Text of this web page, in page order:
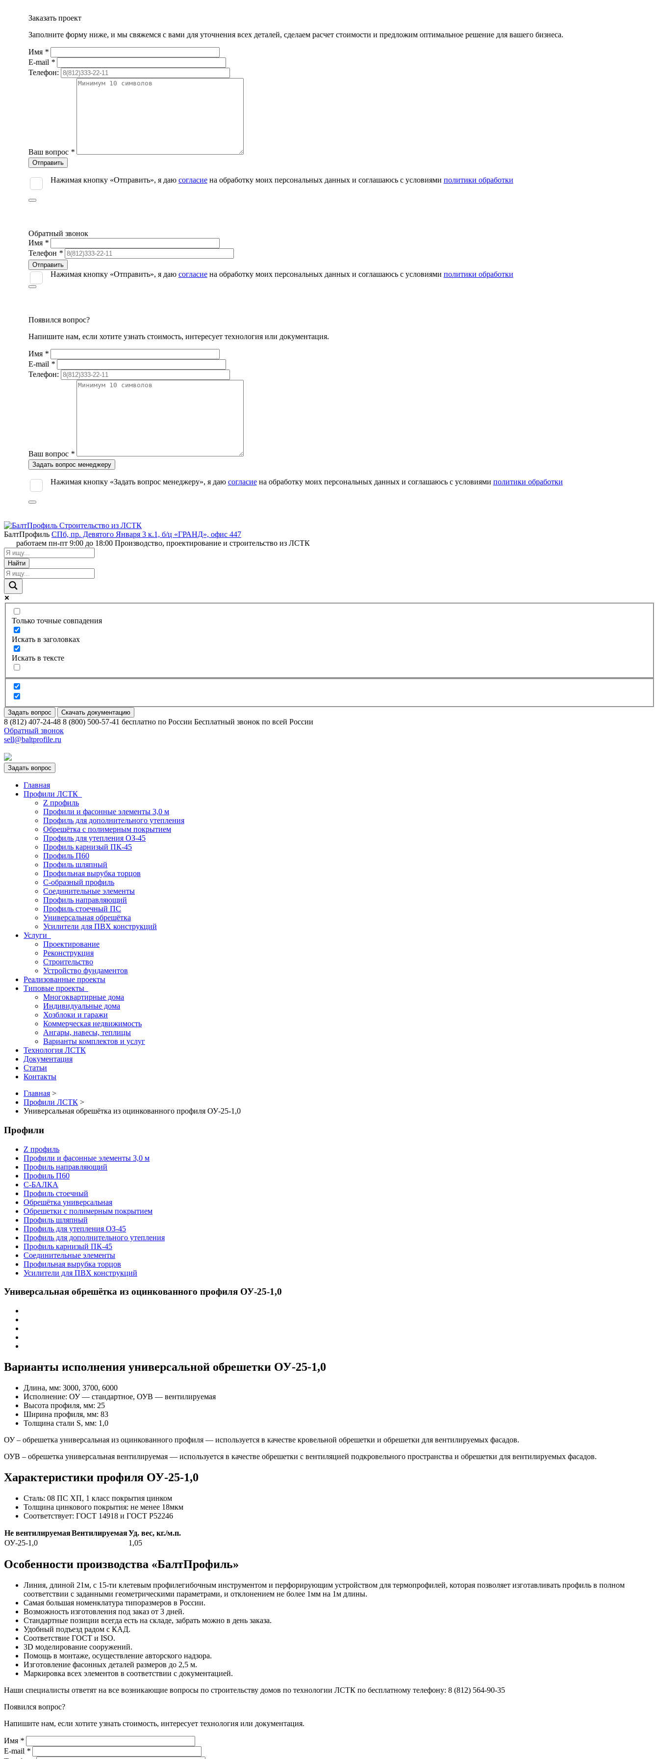
Заказать проект
Заполните форму ниже, и мы свяжемся с вами для уточнения всех деталей, сделаем расчет стоимости и предложим оптимальное решение для вашего бизнеса.
Имя *
E-mail *
Телефон:
Ваш вопрос *
Оставьте
это
поле
пустым.
Нажимая кнопку «Отправить», я даю согласиена обработку моих персональных данных и соглашаюсь с условиями политики обработки
Обратный звонок
Имя *
Телефон *
Оставьте
это
поле
пустым.
Нажимая кнопку «Отправить», я даю согласиена обработку моих персональных данных и соглашаюсь с условиями политики обработки
Появился вопрос?
Напишите нам, если хотите узнать стоимость, интересует технология или документация.
Имя *
E-mail *
Телефон:
Ваш вопрос *
Оставьте
это
поле
пустым.
Нажимая кнопку «Задать вопрос менеджеру», я даю согласиена обработку моих персональных данных и соглашаюсь с условиями политики обработки
БалтПрофиль СПб, пр. Девятого Января 3 к.1, б/ц «ГРАНД», офис 447
работаем пн-пт 9:00 до 18:00 Производство, проектирование и строительство из ЛСТК
Найти
Только точные совпадения
Искать в заголовках
Искать в тексте
Задать вопрос Скачать документацию
8 (812) 407-24-48 8 (800) 500-57-41 бесплатно по России Бесплатный звонок по всей России
Обратный звонок
sell@baltprofile.ru
Задать вопрос
Главная
Профили ЛСТК
Z профиль
Профили и фасонные элементы 3,0 м
Профиль для дополнительного утепления
Обрешётка c полимерным покрытием
Профиль для утепления ОЗ-45
Профиль карнизый ПК-45
Профиль П60
Профиль шляпный
Профильная вырубка торцов
С-образный профиль
Соединительные элементы
Профиль направляющий
Профиль стоечный ПС
Универсальная обрешётка
Усилители для ПВХ конструкций
Услуги
Проектирование
Реконструкция
Строительство
Устройство фундаментов
Реализованные проекты
Типовые проекты
Многоквартирные дома
Индивидуальные дома
Хозблоки и гаражи
Коммерческая недвижимость
Ангары, навесы, теплицы
Варианты комплектов и услуг
Технология ЛСТК
Документация
Статьи
Контакты
Главная >
Профили ЛСТК >
Универсальная обрешётка из оцинкованного профиля ОУ-25-1,0
Профили
Z профиль
Профили и фасонные элементы 3,0 м
Профиль направляющий
Профиль П60
С-БАЛКА
Профиль стоечный
Обрешётка универсальная
Обрешетки с полимерным покрытием
Профиль шляпный
Профиль для утепления ОЗ-45
Профиль для дополнительного утепления
Профиль карнизый ПК-45
Соединительные элементы
Профильная вырубка торцов
Усилители для ПВХ конструкций
Универсальная обрешётка из оцинкованного профиля ОУ-25-1,0
Варианты исполнения универсальной обрешетки ОУ-25-1,0
Длина, мм: 3000, 3700, 6000
Исполнение: ОУ — стандартное, ОУВ — вентилируемая
Высота профиля, мм: 25
Ширина профиля, мм: 83
Толщина стали S, мм: 1,0
ОУ – обрешетка универсальная из оцинкованного профиля — используется в качестве кровельной обрешетки и обрешетки для вентилируемых фасадов.
ОУВ – обрешетка универсальная вентилируемая — используется в качестве обрешетки с вентиляцией подкровельного пространства и обрешетки для вентилируемых фасадов.
Характеристики профиля ОУ-25-1,0
Сталь: 08 ПС ХП, 1 класс покрытия цинком
Толщина цинкового покрытия: не менее 18мкм
Соответствует: ГОСТ 14918 и ГОСТ Р52246
Не вентилируемаяВентилируемаяУд. вес, кг./м.п.
ОУ-25-1,0
1,05
Особенности производства «БалтПрофиль»
Линия, длиной 21м, с 15-ти клетевым профилегибочным инструментом и перфорирующим устройством для термопрофилей, которая позволяет изготавливать профиль в полном
соответствии с заданными геометрическими параметрами, и отклонением не более 1мм на 1м длины.
Самая большая номенклатура типоразмеров в России.
Возможность изготовления под заказ от 3 дней.
Стандартные позиции всегда есть на складе, забрать можно в день заказа.
Удобный подъезд радом с КАД.
Соответствие ГОСТ и ISO.
3D моделирование сооружений.
Помощь в монтаже, осуществление авторского надзора.
Изготовление фасонных деталей размеров до 2,5 м.
Маркировка всех элементов в соответствии с документацией.
Наши специалисты ответят на все возникающие вопросы по строительству домов по технологии ЛСТК по бесплатному телефону: 8 (812) 564-90-35
Появился вопрос?
Напишите нам, если хотите узнать стоимость, интересует технология или документация.
Имя *
E-mail *